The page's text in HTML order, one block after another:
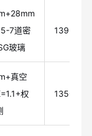
7道密
玻璃
1399元/
真空
权
1350元/